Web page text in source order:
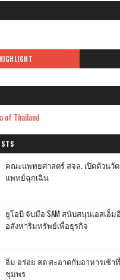
HIGHLIGHT
of Thailand
คณะแพทยศาสตร์ สจล. เปิดตัวนวัต
แพทย์ฉุกเฉิน
ยูโอบี จับมือ SAM สนับสนุนเอสเอ็
อสังหาริมทรัพย์เพื่อธุรกิจ
อิ่ม อร่อย สด สะอาดกับอาหารเช้า
ชุมพร